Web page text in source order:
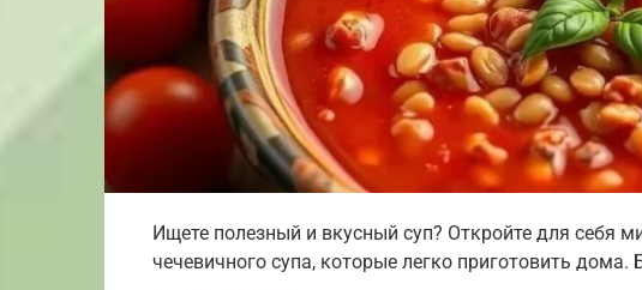
Ищете полезный и вкусный суп? Откройте для себя
чечевичного супа, которые легко приготовить дома.